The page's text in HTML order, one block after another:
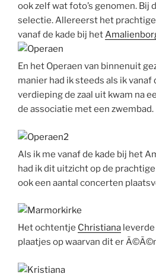
ook zelf wat foto’s genomen. Bij
selectie. Allereerst het prachtige
vanaf de kade bij het
En het Operaen van binnenuit
manier had ik steeds als ik
verdieping de zaal uit kwam na
de associatie met een zwembad.
Als ik me vanaf de kade bij het
had ik dit uitzicht op de prachtige
ook een aantal concerten
Het ochtentje Christiana
plaatjes op waarvan dit er